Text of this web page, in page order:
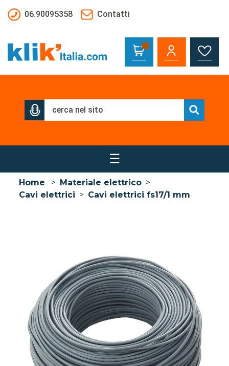
06.90095358
Contatti
☰
Home > Materiale elettrico >
Cavi elettrici > Cavi elettrici fs17/1 mm